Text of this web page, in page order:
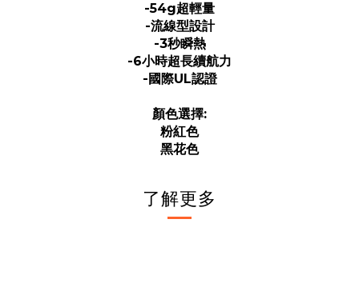
-54g超輕量
-流線型設計
-3秒瞬熱
-6小時超長續航力
-國際UL認證
顏色選擇:
粉紅色
黑花色
了解更多